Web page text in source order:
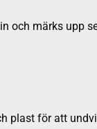
och märks upp
plast för att